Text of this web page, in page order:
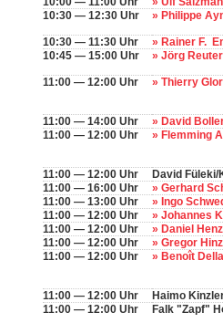
10:30 — 12:30 Uhr
» Philippe
10:30 — 11:30 Uhr
» Rainer F.
10:45 — 15:00 Uhr
» Jörg
11:00 — 12:00 Uhr » Thierry
11:00 — 14:00 Uhr
» David
11:00 — 12:00 Uhr
» Flemming
11:00 — 12:00 Uhr
David Füleki/
11:00 — 16:00 Uhr
» Gerhard
11:00 — 13:00 Uhr
» Ingo
11:00 — 12:00 Uhr
» Johannes
11:00 — 12:00 Uhr
» Daniel
11:00 — 12:00 Uhr
» Gregor
11:00 — 12:00 Uhr
» Benoît
11:00 — 12:00 Uhr
Haimo
11:00 — 12:00 Uhr
Falk "Zapf"